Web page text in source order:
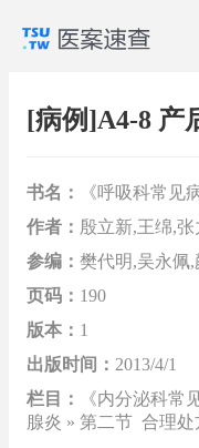
[病例]A4-8 产
书名：
《呼吸科常见
作者： 殷立新,王绵,张
参编： 樊代明,吴永佩
页码： 190
版本： 1
出版时间： 2013/4/1
栏目：
《内分泌科常
腺炎 » 第二节 合理处